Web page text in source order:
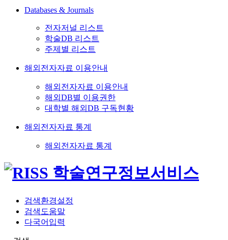
Databases & Journals
전자저널 리스트
학술DB 리스트
주제별 리스트
해외전자자료 이용안내
해외전자자료 이용안내
해외DB별 이용권한
대학별 해외DB 구독현황
해외전자자료 통계
해외전자자료 통계
검색환경설정
검색도움말
다국어입력